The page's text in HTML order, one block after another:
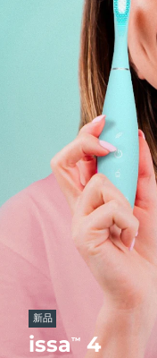
新品
issa™ 4
issa™ Teeth
FAQ™ Dual LED
热门产品
特别优惠
发货国家
美国
西班牙
澳大利亚
法国